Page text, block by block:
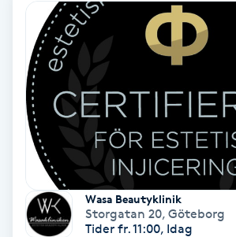
Ryggmassage
Samtalsterapi
Senioryoga
Shiatsu
Singelfransar
Wasa Beautyklinik
Storgatan 20, Göteborg
Tider fr. 11:00, Idag